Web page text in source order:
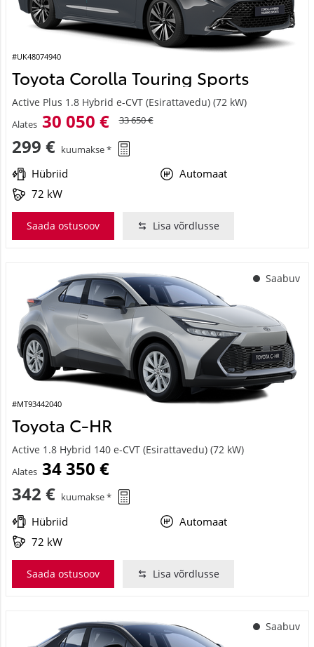
#UK48074940
Toyota Corolla Touring Sports
Active Plus 1.8 Hybrid e-CVT (Esirattavedu) (72 kW)
Alates 30 050 € 33 650 €
299 € kuumakse *
Hübriid
Automaat
72 kW
Saada ostusoov Lisa võrdlusse
Saabuv
#MT93442040
Toyota C-HR
Active 1.8 Hybrid 140 e-CVT (Esirattavedu) (72 kW)
Alates 34 350 €
342 € kuumakse *
Hübriid
Automaat
72 kW
Saada ostusoov Lisa võrdlusse
Saabuv